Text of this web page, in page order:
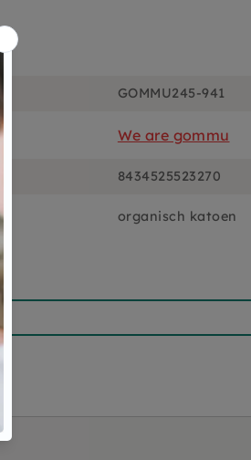
GOMMU245-941
We are gommu
8434525523270
organisch katoen